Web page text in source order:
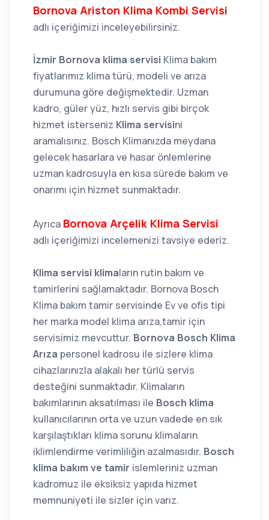
Bornova Ariston Klima Kombi Servisi
adlı içeriğimizi inceleyebilirsiniz.
İzmir Bornova klima servisi Klima bakım
fiyatlarımız klima türü, modeli ve arıza
durumuna göre değişmektedir. Uzman
kadro, güler yüz, hızlı servis gibi birçok
hizmet isterseniz Klima servisini
aramalısınız. Bosch Klimanızda meydana
gelecek hasarlara ve hasar önlemlerine
uzman kadrosuyla en kısa sürede bakım ve
onarımı için hizmet sunmaktadır.
Ayrıca Bornova Arçelik Klima Servisi
adlı içeriğimizi incelemenizi tavsiye ederiz.
Klima servisi klimaların rutin bakım ve
tamirlerini sağlamaktadır. Bornova Bosch
Klima bakım tamir servisinde Ev ve ofis tipi
her marka model klima arıza,tamir için
servisimiz mevcuttur. Bornova Bosch Klima
Arıza personel kadrosu ile sizlere klima
cihazlarınızla alakalı her türlü servis
desteğini sunmaktadır. Klimaların
bakımlarının aksatılması ile Bosch klima
kullanıcılarının orta ve uzun vadede en sık
karşılaştıkları klima sorunu klimaların
iklimlendirme verimliliğin azalmasıdır. Bosch
klima bakım ve tamir islemleriniz uzman
kadromuz ile eksiksiz yapıda hizmet
memnuniyeti ile sizler için varız.